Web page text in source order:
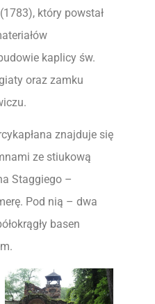
który powstał
kaplicy św.
oraz zamku
znajduje się
ze stiukową
Staggiego –
Pod nią – dwa
basen